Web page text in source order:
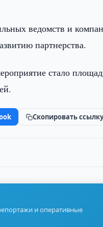
ведомств и
партнерства.
стало
Скопировать
и оперативные